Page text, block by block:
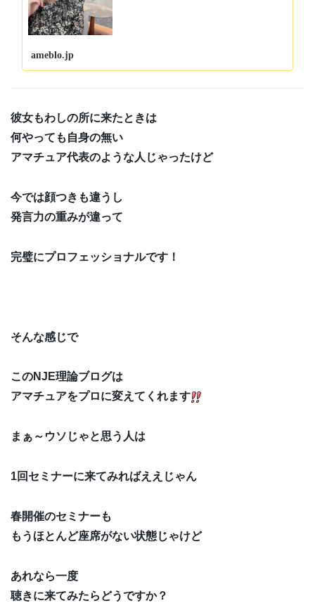
ameblo.jp
彼女もわしの所に来たときは
何やっても自身の無い
アマチュア代表のような人じゃったけど
今では顔つきも違うし
発言力の重みが違って
完璧にプロフェッショナルです！
そんな感じで
このNJE理論ブログは
アマチュアをプロに変えてくれます
まぁ～ウソじゃと思う人は
1回セミナーに来てみればええじゃん
春開催のセミナーも
もうほとんど座席がない状態じゃけど
あれなら一度
聴きに来てみたらどうですか？